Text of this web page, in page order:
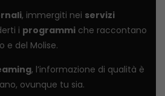
, immergiti nei servizi
i programmi che raccontano
e del Molise.
, l’informazione di qualità è
ovunque tu sia.